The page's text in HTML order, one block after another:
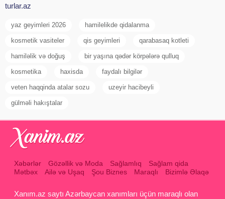
turlar.az
yaz geyimleri 2026 hamilelikde qidalanma
kosmetik vasiteler qis geyimleri qarabasaq kotleti
hamiləlik və doğuş bir yaşına qədər körpələrə qulluq
kosmetika haxisda faydalı bilgilər
veten haqqinda atalar sozu uzeyir hacibeyli
gülməli hakıştalar
Xəbərlər Gözəllik və Moda Sağlamlıq
Sağlam qida
Mətbəx
Ailə və Uşaq Şou Biznes Maraqlı Bizimlə Əlaqə
Xanım.az saytı Azərbaycan xanımları üçün maraqlı olan